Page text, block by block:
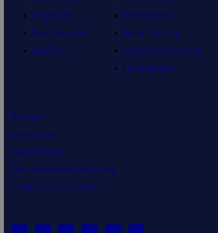
Angebote
Menschennah
Spenden
Briefmarken
Bethel-Verlag
Organisationssuche
Füllanzeigen
Kontakt
Impressum
Datenschutz
Barrierefreiheitserklärung
Cookie Einstellungen